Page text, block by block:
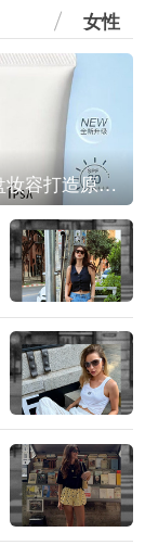
女性
定制调色盘妆容打造原生之美